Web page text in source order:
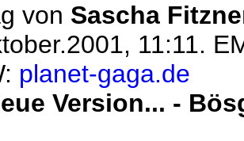
von Sascha
11:11.
planet-gaga.de
Version... -